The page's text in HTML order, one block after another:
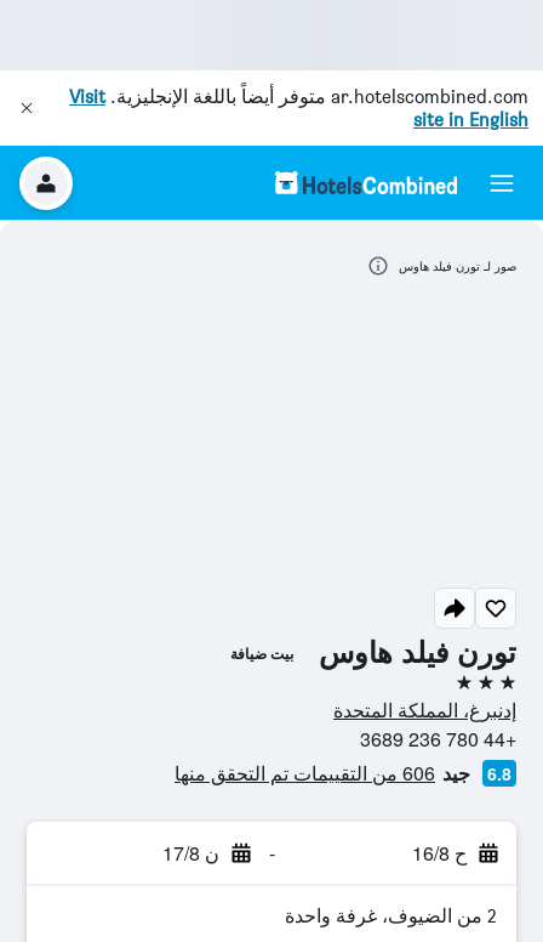
ar.hotelscombined.com متوفر أيضاً باللغة الإنجليزية.Visit
site in English
تورن فيلد هاوس بيت ضيافة
3 نجوم
إدنبرغ، المملكة المتحدة
+44 780 236 3689
6.8 جيد 606 من التقييمات تم التحقق منها
ح 16/8 - ن 17/8
2 من الضيوف، غرفة واحدة
صور لـ تورن فيلد هاوس